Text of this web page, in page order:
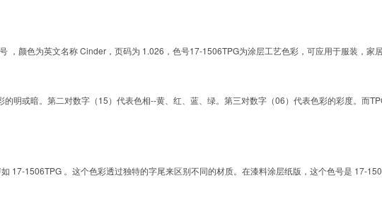
，颜色为英文名称 Cinder，页码为 1.026，色号17-1506TPG为涂层工艺色彩，可应用于服装，家居
明或暗。第二对数字（15）代表色相--黄、红、蓝、绿。第三对数字（06）代表色彩的彩度。而
17-1506TPG 。这个色彩透过独特的字尾来区别不同的材质。在漆料涂层纸版，这个色号是 17-